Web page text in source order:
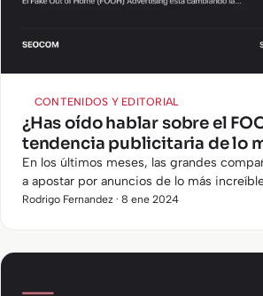
CONTENIDOS Y EDITORIAL
¿Has oído hablar sobre el
tendencia publicitaria de lo
En los últimos meses, las grandes
a apostar por anuncios de lo más
cuesta discernir si son realidad o ficción
Rodrigo Fernandez · 8 ene 2024